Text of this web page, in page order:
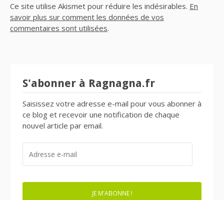
Ce site utilise Akismet pour réduire les indésirables. En
savoir plus sur comment les données de vos
commentaires sont utilisées.
S'abonner à Ragnagna.fr
Saisissez votre adresse e-mail pour vous abonner à
ce blog et recevoir une notification de chaque
nouvel article par email.
MAIL
JE M'ABONNE !